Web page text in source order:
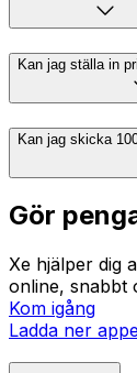
Kan jag ställa in
Kan jag skicka
Gör
Xe hjälper dig
online, snabbt
Kom igång
Ladda ner